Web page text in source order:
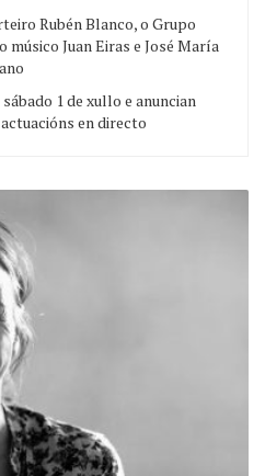
Rubén Blanco, o Grupo
Juan Eiras e José María
1 de xullo e anuncian
en directo